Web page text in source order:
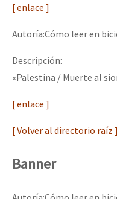
[ enlace ]
Autoría:Cómo leer en
Descripción:
«Palestina / Muerte al
[ enlace ]
[ Volver al directorio raíz ]
Banner